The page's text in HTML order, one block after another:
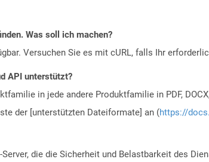
Was soll ich machen?
Versuchen Sie es mit cURL, falls Ihr
API unterstützt?
in jede andere Produktfamilie in PDF, DOCX,
der [unterstützten Dateiformate] an (https://
die die Sicherheit und Belastbarkeit des